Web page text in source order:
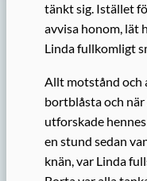
tänkt sig. Istället
avvisa honom, lät
Linda fullkomligt
Allt motstånd och
bortblåsta och
utforskade
en stund sedan
knän, var Linda